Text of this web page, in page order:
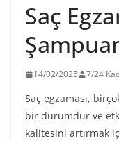
Saç
14/02/2025 7/24
Saç egzaması,
bir durumdur ve
kalitesini artırmak